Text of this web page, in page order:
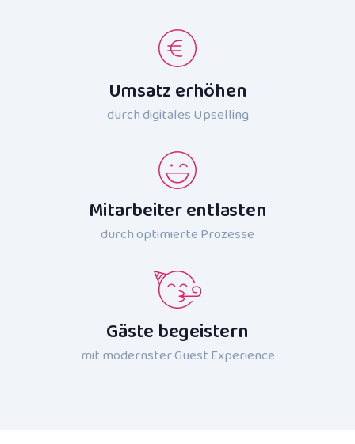
Umsatz erhöhen
durch digitales Upselling
Mitarbeiter entlasten
durch optimierte Prozesse
Gäste begeistern
mit modernster Guest Experience